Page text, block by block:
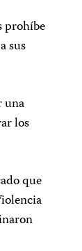
prohíbe
sus
una
los
que